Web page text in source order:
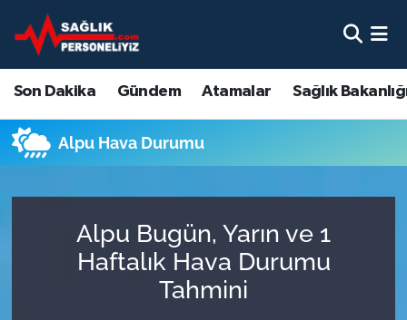
Son Dakika Gündem Atamalar Sağlık
Alpu Hava Durumu
Alpu Bugün, Yarın ve 1
Haftalık Hava Durumu
Tahmini
Son Dakika
Gündem
Atamalar
Mevzuat
Nöbetçi Eczaneler
Hava Durumu
Namaz Vakitleri
Süper Lig Puan Durumu ve Fikstür